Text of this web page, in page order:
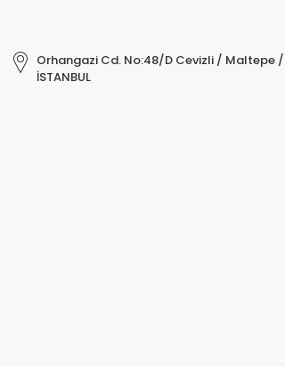
Orhangazi Cd. No:48/D Cevizli / Maltepe /
İSTANBUL